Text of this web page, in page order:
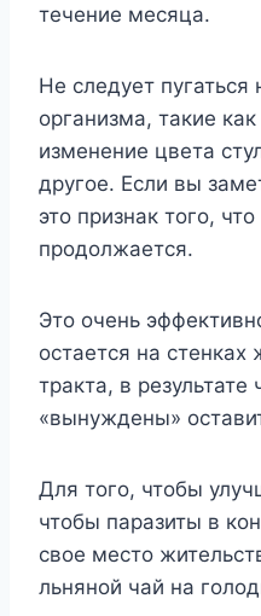
течение месяца.
Не следует пугаться
организма, такие
изменение цвета
другое. Если вы
это признак того,
продолжается.
Это очень
остается на
тракта, в результате
«вынуждены»
Для того, чтобы
чтобы паразиты в
свое место
льняной чай на